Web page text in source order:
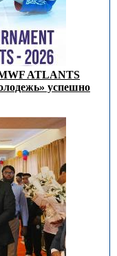
ATLANTS
успешно